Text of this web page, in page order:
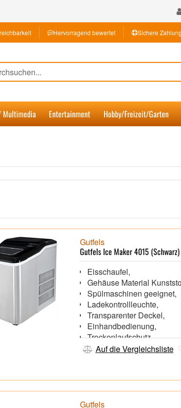
Hervorragend bewertet Sichere Zahlung
Multimedia Entertainment Hobby/Freizeit/Garten
Gutfels
Gutfels Ice Maker 4015 (Schwarz)
Eisschaufel,
Gehäuse Material
Spülmaschinen geeignet,
Ladekontrollleuchte,
Transparenter Deckel,
Einhandbedienung,
Trockenlaufschutz,
Automatische
Auf die Vergleichsliste
Gutfels